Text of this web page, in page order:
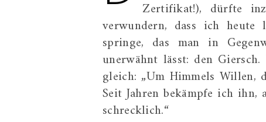
Zertifikat!), dürfte
verwundern, dass ich
springe, das man in
unerwähnt lässt: den
gleich: „Um Himmels
Seit Jahren bekämpfe ich
schrecklich.“